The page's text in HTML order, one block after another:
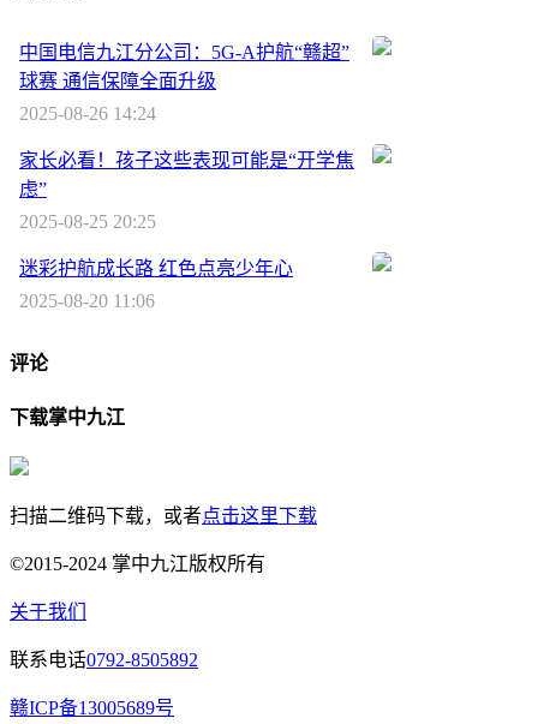
中国电信九江分公司：5G-A护航“赣超”
球赛 通信保障全面升级
2025-08-26 14:24
家长必看！孩子这些表现可能是“开学焦
虑”
2025-08-25 20:25
迷彩护航成长路 红色点亮少年心
2025-08-20 11:06
评论
下载掌中九江
扫描二维码下载，或者点击这里下载
©2015-2024 掌中九江版权所有
关于我们
联系电话0792-8505892
赣ICP备13005689号